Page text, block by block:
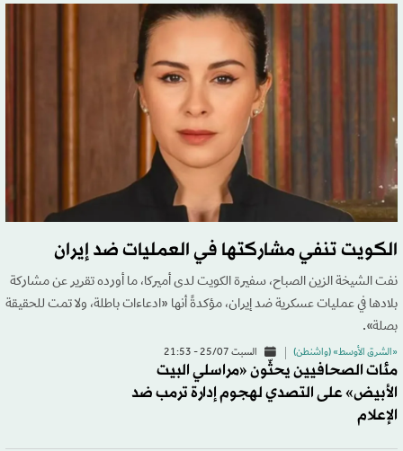
الكويت تنفي مشاركتها في العمليات ضد إيران
نفت الشيخة الزين الصباح، سفيرة الكويت لدى أميركا، ما أورده تقرير عن مشاركة
بلادها في عمليات عسكرية ضد إيران، مؤكدةً أنها «ادعاءات باطلة، ولا تمت للحقيقة
بصلة».
«الشرق الأوسط» (واشنطن) السبت 25/07 - 21:53
مئات الصحافيين يحثّون «مراسلي البيت
الأبيض» على التصدي لهجوم إدارة ترمب ضد
الإعلام